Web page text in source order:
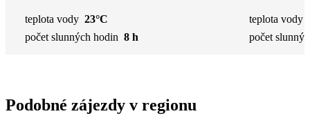
teplota vody 23°C
počet slunných hodin 8 h
teplota vody
počet
Podobné zájezdy v regionu